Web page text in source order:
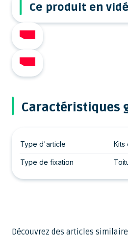
Ce produit en
Caractéristiques
Type d'article Kits
Type de fixation
Découvrez des articles